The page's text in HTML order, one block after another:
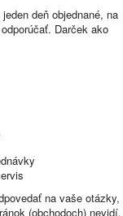
deň objednané, na
Darček ako
na vaše otázky,
(obchodoch) nevidí.